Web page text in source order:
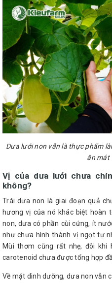
Dưa lưới non vẫn là thực phẩm
ăn mát
Vị của dưa lưới chưa
không?
Trái dưa non là giai đoạn quả
hương vị của nó khác biệt hoàn
non, dưa có phần cùi cứng, ít
như chưa hình thành vị ngọt tự
Mùi thơm cũng rất nhẹ, đôi
carotenoid chưa được tổng hợp
Về mặt dinh dưỡng, dưa non vẫn